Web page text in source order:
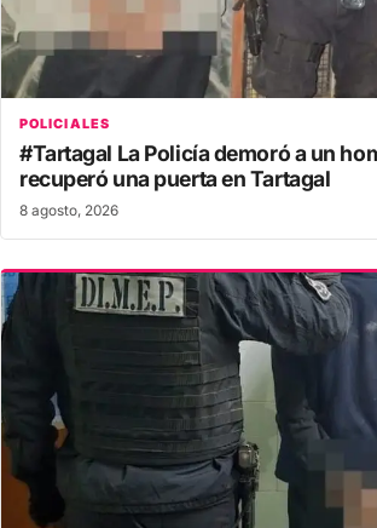
POLICIALES
#Tartagal La Policía demoró a un
recuperó una puerta en Tartagal
8 agosto, 2026